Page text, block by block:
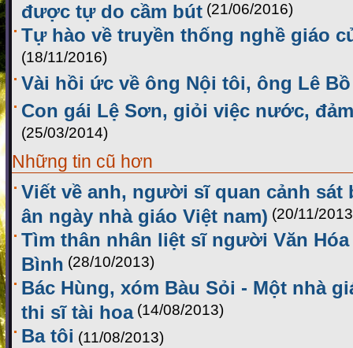
được tự do cầm bút (21/06/2016)
Tự hào về truyền thống nghề giáo
(18/11/2016)
Vài hồi ức về ông Nội tôi, ông Lê Bồ
Con gái Lệ Sơn, giỏi việc nước,
(25/03/2014)
Những tin cũ hơn
Viết về anh, người sĩ quan cảnh sát
ân ngày nhà giáo Việt nam) (20/11/
Tìm thân nhân liệt sĩ người Văn Hóa
Bình (28/10/2013)
Bác Hùng, xóm Bàu Sỏi - Một nhà
thi sĩ tài hoa (14/08/2013)
Ba tôi (11/08/2013)